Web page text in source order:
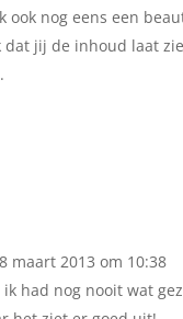
ook nog eens een
dat jij de inhoud laat
maart 2013 om 10:38
had nog nooit wat